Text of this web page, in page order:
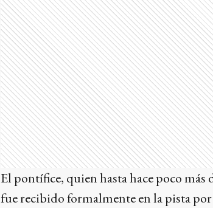
El pontífice, quien hasta hace poco más
fue recibido formalmente en la pista por